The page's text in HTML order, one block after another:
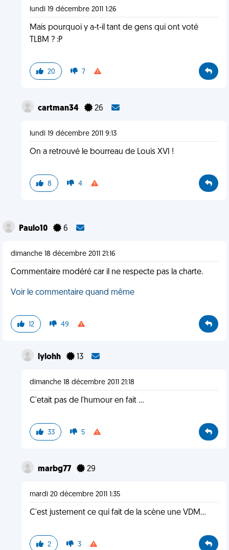
lundi 19 décembre 2011 1:26
Mais pourquoi y a-t-il tant de gens qui ont voté
TLBM ? :P
20 7
cartman34 26
lundi 19 décembre 2011 9:13
On a retrouvé le bourreau de Louis XVI !
8 4
Paulo10 6
dimanche 18 décembre 2011 21:16
Commentaire modéré car il ne respecte pas la charte.
Voir le commentaire quand même
12 49
lylohh 13
dimanche 18 décembre 2011 21:18
C'etait pas de l'humour en fait ...
33 5
marbg77 29
mardi 20 décembre 2011 1:35
C'est justement ce qui fait de la scène une VDM...
2 3